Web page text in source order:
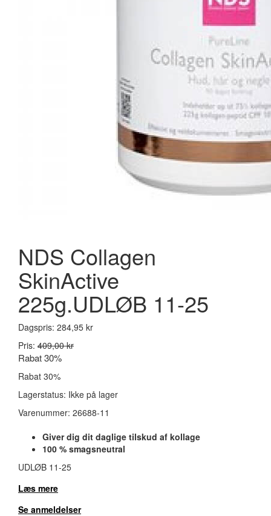
144,95 kr.
Læg i kurv
NDS Collagen
SkinActive
225g.UDLØB 11-25
Dagspris: 284,95 kr
Pris: 409,00 kr
Rabat 30%
Rabat 30%
Lagerstatus: Ikke på lager
Varenummer: 26688-11
Giver dig dit daglige tilskud af kollage
100 % smagsneutral
UDLØB 11-25
Læs mere
Se anmeldelser